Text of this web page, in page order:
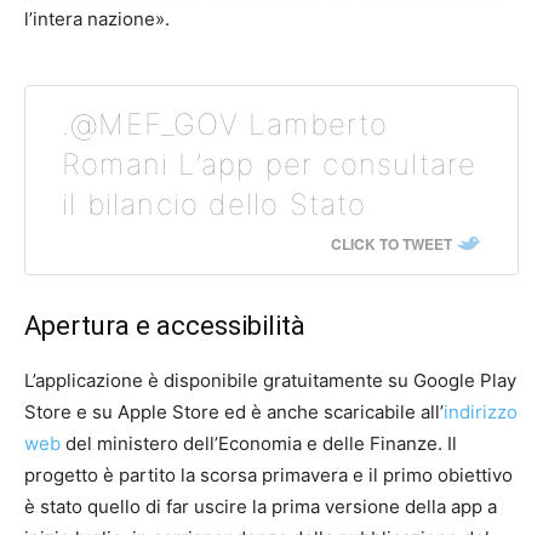
l’intera nazione».
.@MEF_GOV Lamberto
Romani L’app per consultare
il bilancio dello Stato
CLICK TO TWEET
Apertura e accessibilità
L’applicazione è disponibile gratuitamente su Google Play
Store e su Apple Store ed è anche scaricabile all’indirizzo
web del ministero dell’Economia e delle Finanze. Il
progetto è partito la scorsa primavera e il primo obiettivo
è stato quello di far uscire la prima versione della app a